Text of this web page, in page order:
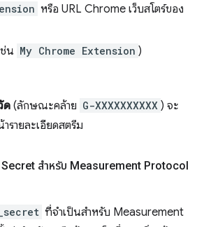
หรือ URL Chrome เว็บสโตร์ของ
น My Chrome Extension )
ด (ลักษณะคล้าย G-XXXXXXXXXX ) จะ
รายละเอียดสตรีม
Secret สำหรับ Measurement Protocol
ที่จำเป็นสำหรับ Measurement